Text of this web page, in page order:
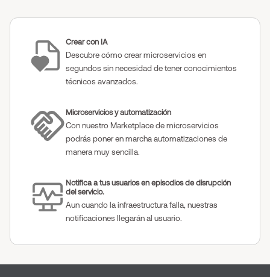
Crear con IA
Descubre cómo crear microservicios en
segundos sin necesidad de tener conocimientos
técnicos avanzados.
Microservicios y automatización
Con nuestro Marketplace de microservicios
podrás poner en marcha automatizaciones de
manera muy sencilla.
Notifica a tus usuarios en episodios de disrupción
del servicio.
Aun cuando la infraestructura falla, nuestras
notificaciones llegarán al usuario.